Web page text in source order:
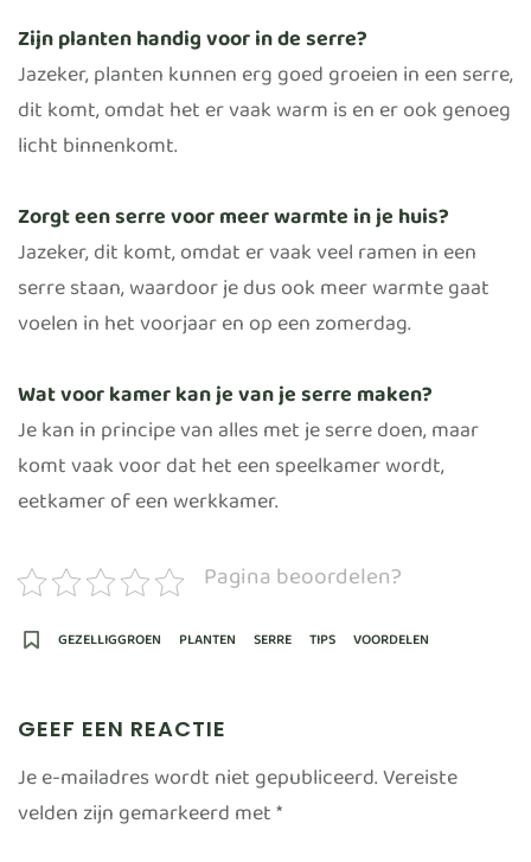
Zijn planten handig voor in de serre?
Jazeker, planten kunnen erg goed groeien in een serre,
dit komt, omdat het er vaak warm is en er ook genoeg
licht binnenkomt.
Zorgt een serre voor meer warmte in je huis?
Jazeker, dit komt, omdat er vaak veel ramen in een
serre staan, waardoor je dus ook meer warmte gaat
voelen in het voorjaar en op een zomerdag.
Wat voor kamer kan je van je serre maken?
Je kan in principe van alles met je serre doen, maar
komt vaak voor dat het een speelkamer wordt,
eetkamer of een werkkamer.
Pagina beoordelen?
GEZELLIGGROEN PLANTEN SERRE TIPS VOORDELEN
GEEF EEN REACTIE
Je e-mailadres wordt niet gepubliceerd.Vereiste
velden zijn gemarkeerd met*